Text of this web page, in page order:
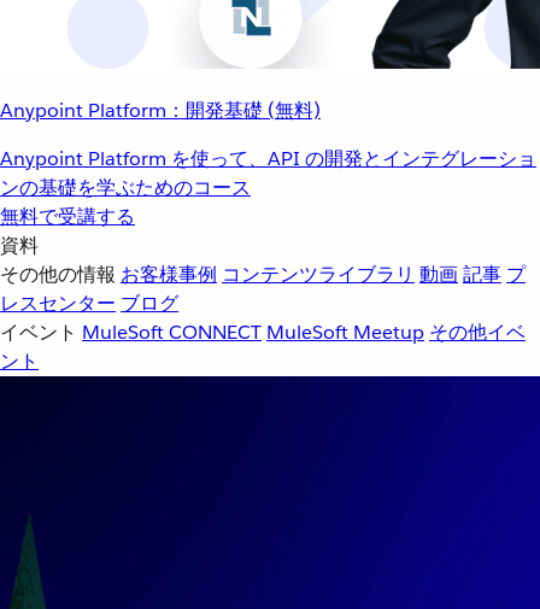
Anypoint Platform：開発基礎 (無料)
Anypoint Platform を使って、API の開発とインテグレーショ
ンの基礎を学ぶためのコース
無料で受講する
資料
その他の情報 お客様事例 コンテンツライブラリ 動画記事 プ
レスセンター ブログ
イベント MuleSoft CONNECT MuleSoft Meetup その他イベ
ント